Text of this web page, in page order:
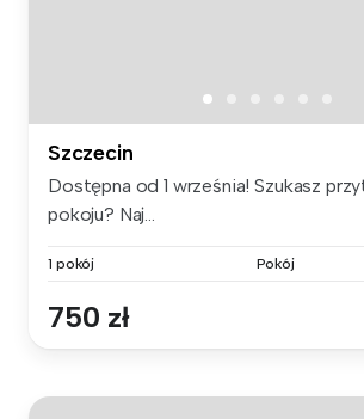
Szczecin
Dostępna od 1 września! Szukasz
pokoju? Naj...
1 pokój Pokój
750 zł